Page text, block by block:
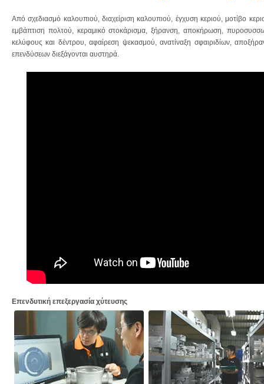
Από σχεδιασμό καλουπιού, διαχείριση καλουπιού, έγχυση κεριού, μοτίβο
εμβάπτιση πολτού, κεραμικό στοκάρισμα, ξήρανση, αποκήρωση,
κελύφους και δέντρου, αφαίρεση ψεκασμού, ανατίναξη σφαιριδίων,
επενδύσεων διεξάγονται αυστηρά.
Επενδυτική επεξεργασία χύτευσης